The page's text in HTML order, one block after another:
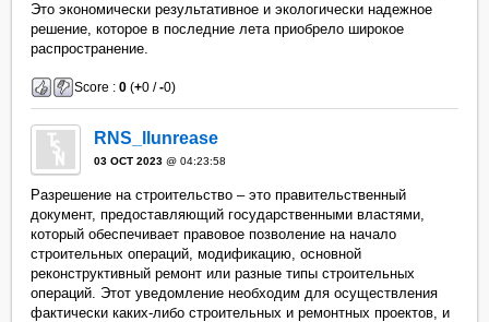
Это экономически результативное и экологически надежное
решение, которое в последние лета приобрело широкое
распространение.
Score :0 (+0 /-0)
RNS_llunrease
03 OCT 2023 @ 04:23:58
Разрешение на строительство – это правительственный
документ, предоставляющий государственными властями,
который обеспечивает правовое позволение на начало
строительных операций, модификацию, основной
реконструктивный ремонт или разные типы строительных
операций. Этот уведомление необходим для осуществления
фактически каких-либо строительных и ремонтных проектов, и